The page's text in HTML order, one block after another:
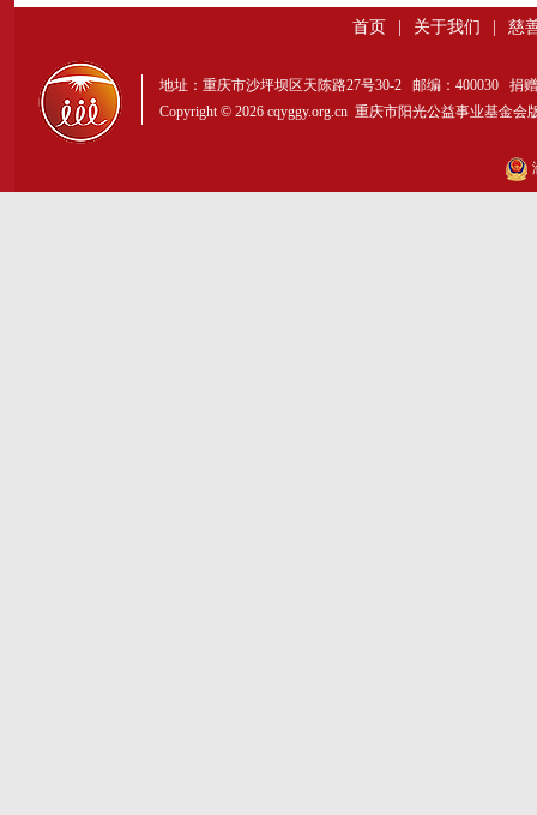
首页 关于我们 慈
地址：重庆市沙坪坝区天陈路27号30-2 邮编：400030 捐
Copyright © 2026 cqyggy.org.cn 重庆市阳光公益事业基金